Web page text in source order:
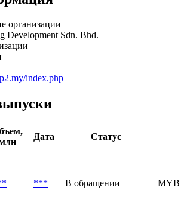
организации
Development Sdn. Bhd.
index.php
Дата Статус
*** В обращении